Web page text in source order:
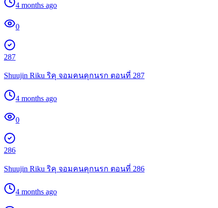
4 months ago
0
287
Shuujin Riku ริคุ จอมคนคุกนรก ตอนที่ 287
4 months ago
0
286
Shuujin Riku ริคุ จอมคนคุกนรก ตอนที่ 286
4 months ago